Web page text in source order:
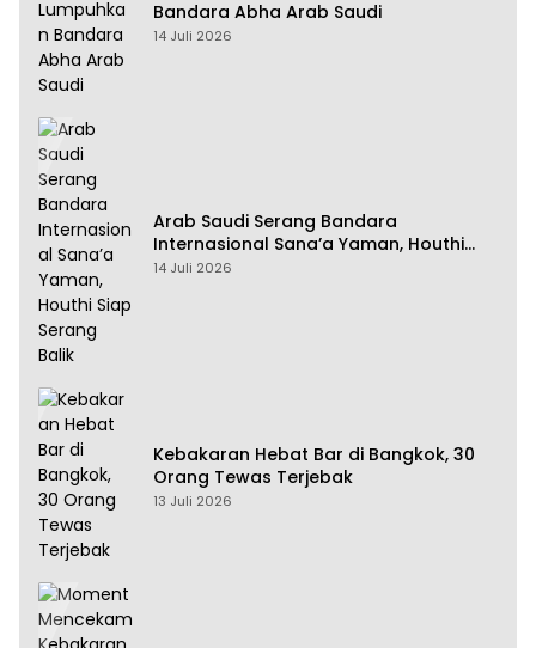
Bandara Abha Arab Saudi
14 Juli 2026
Arab Saudi Serang Bandara
Internasional Sana’a Yaman, Houthi
Siap Serang Balik
14 Juli 2026
Kebakaran Hebat Bar di Bangkok, 30
Orang Tewas Terjebak
13 Juli 2026